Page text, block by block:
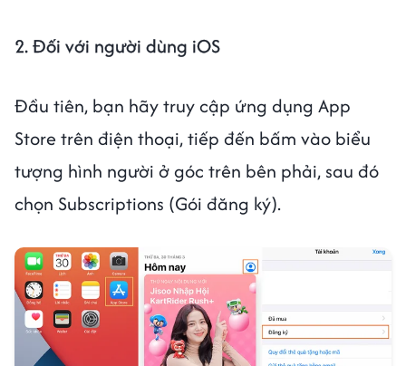
2. Đối với người dùng iOS
Đầu tiên, bạn hãy truy cập ứng dụng App
Store trên điện thoại, tiếp đến bấm vào biểu
tượng hình người ở góc trên bên phải, sau đó
chọn Subscriptions (Gói đăng ký).